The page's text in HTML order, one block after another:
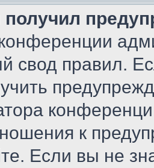
свод правил.
к
Если вы не